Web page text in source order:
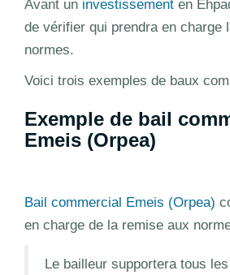
Avant un investissement en
de vérifier qui prendra en charge
normes.
Voici trois exemples de baux
Exemple de bail
Emeis (Orpea)
Bail commercial Emeis (Orpea)
en charge de la remise aux
Le bailleur supportera tous